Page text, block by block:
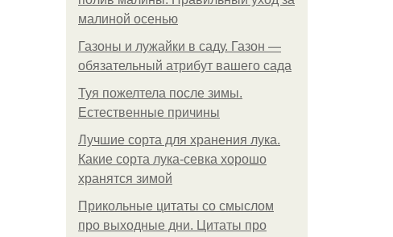
малиной осенью
Газоны и лужайки в саду. Газон —
обязательный атрибут вашего сада
Туя пожелтела после зимы.
Естественные причины
Лучшие сорта для хранения лука.
Какие сорта лука-севка хорошо
хранятся зимой
Прикольные цитаты со смыслом
про выходные дни. Цитаты про